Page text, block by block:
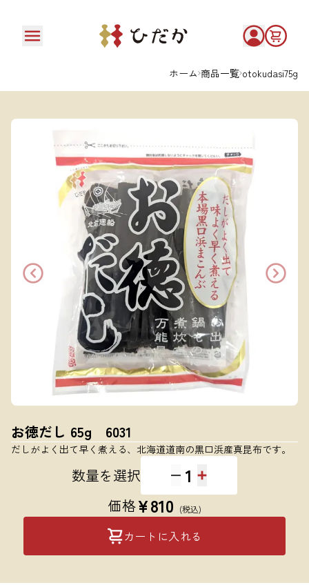
ホーム 商品一覧 otokudasi75g
お徳だし 65g 6031
だしがよく出て早く煮える、北海道道南の黒口浜産真昆布です。
数量を選択 1
価格¥810 (税込)
カートに入れる